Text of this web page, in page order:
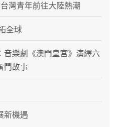
灣青年前往大陸熱潮
全球
音樂劇《澳門皇宮》演繹六
鬥故事
新機遇